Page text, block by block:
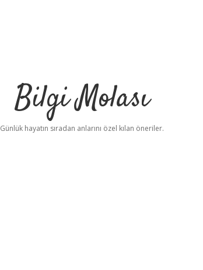
Bilgi Molası
Günlük hayatın sıradan anlarını özel kılan öneriler.